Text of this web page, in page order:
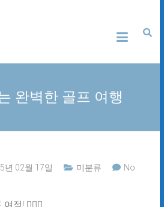
완벽한 골프 여행
년 02월 17일 미분류
No
정! 🏌️‍♂️🌴